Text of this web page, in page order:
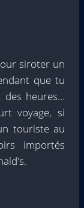
siroter un
que tu
des heures…
voyage, si
touriste au
importés